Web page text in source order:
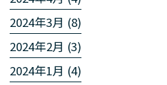
2024年3月 (8)
2024年2月 (3)
2024年1月 (4)